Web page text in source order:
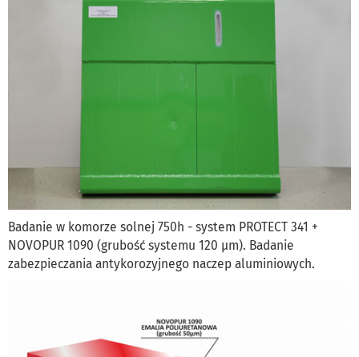
Badanie w komorze solnej 750h - system PROTECT 341 +
NOVOPUR 1090 (grubość systemu 120 µm). Badanie
zabezpieczania antykorozyjnego naczep aluminiowych.